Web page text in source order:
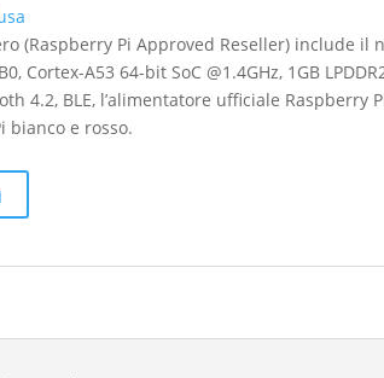
(Raspberry Pi Approved Reseller) include il
Cortex-A53 64-bit SoC @1.4GHz, 1GB
4.2, BLE, l’alimentatore ufficiale Raspberry
bianco e rosso.